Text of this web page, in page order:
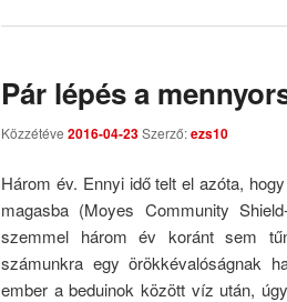
Pár lépés a
Közzétéve 2016-04-23Szerző:ezs10
Három év. Ennyi idő telt el azóta,
magasba (Moyes Community
szemmel három év koránt sem
számunkra egy örökkévalóságnak
ember a beduinok között víz után,